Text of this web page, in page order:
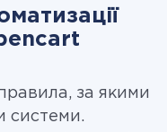
за якими
системи.